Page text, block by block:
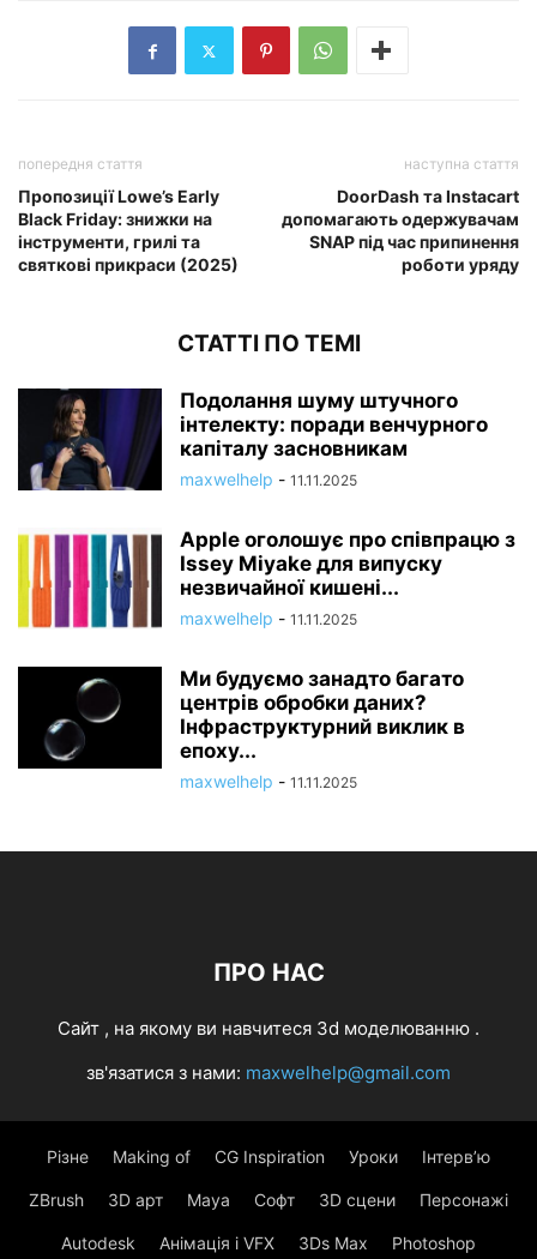
попередня стаття
Пропозиції Lowe’s Early
Black Friday: знижки на
інструменти, грилі та
святкові прикраси (2025)
наступна стаття
DoorDash та Instacart
допомагають одержувачам
SNAP під час припинення
роботи уряду
СТАТТІ ПО ТЕМІ
Подолання шуму штучного
інтелекту: поради венчурного
капіталу засновникам
maxwelhelp - 11.11.2025
Apple оголошує про співпрацю з
Issey Miyake для випуску
незвичайної кишені...
maxwelhelp - 11.11.2025
Ми будуємо занадто багато
центрів обробки даних?
Інфраструктурний виклик в
епоху...
maxwelhelp - 11.11.2025
ПРО НАС
Cайт , на якому ви навчитеся 3d моделюванню .
зв'язатися з нами: maxwelhelp@gmail.com
Різне Making of CG Inspiration Уроки Інтерв’ю
ZBrush 3D арт Maya Софт 3D сцени Персонажі
Autodesk Анімація і VFX 3Ds Max Photoshop